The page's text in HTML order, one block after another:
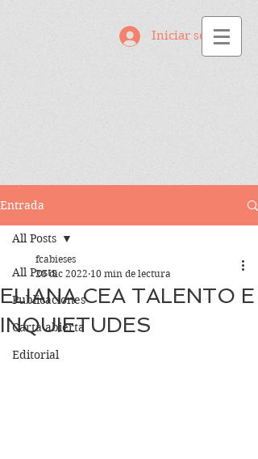
Iniciar sesión
Entrada
All Posts
Publicaciones
Carta abierta
Editorial
All Posts
ELIANA CEA TALENTO E
INQUIETUDES
fcabieses
28 dic 2022 10 min de lectura